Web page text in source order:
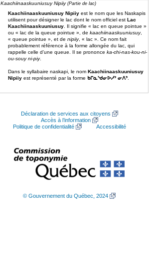
Kaachiinaaskuuniusuy Nipiiy (Partie de lac)
Kaachiinaaskuuniusuy Nipiiy est le nom que les Naskapis
utilisent pour désigner le lac dont le nom officiel est Lac
Kaachiinaaskuuniusuy . Il signifie « lac en queue pointue »
ou « lac de la queue pointue », de kaachiinaaskuuniusuy,
« queue pointue », et de nipiiy, « lac ». Ce nom fait
probablement référence à la forme allongée du lac, qui
rappelle celle d’une queue. Il se prononce ka-chi-nas-kou-ni-
ou-souy ni-piy.
Dans le syllabaire naskapi, le nom Kaachiinaaskuuniusuy
Nipiiy est représenté par la forme ᑲᒋᓇᔅᑯᓂᐅᓱᔾ ᓂᐱᔾ
Déclaration de services aux citoyens
Accès à l’information
Politique de confidentialité
Accessibilité
© Gouvernement du Québec, 2024